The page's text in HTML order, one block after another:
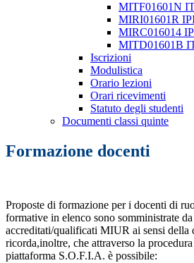
MITF01601N
MIRI01601R
MIRC016014
MITD01601B
Iscrizioni
Modulistica
Orario lezioni
Orari ricevimenti
Statuto degli studenti
Documenti classi quinte
Formazione docenti
Proposte di formazione per i docenti di
formative in elenco sono somministrate
accreditati/qualificati MIUR ai sensi della
ricorda,inoltre, che attraverso la
piattaforma S.O.F.I.A. è possibile: